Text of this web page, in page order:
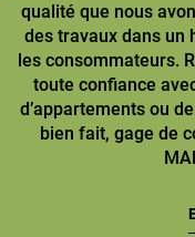
qualité que nous
des travaux dans un
les consommateurs.
toute confiance
d’appartements ou
bien fait, gage de